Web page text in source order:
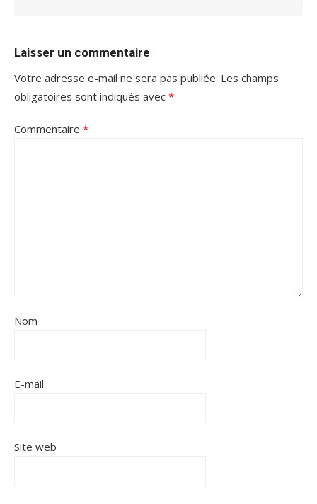
Laisser un commentaire
Votre adresse e-mail ne sera pas publiée. Les champs
obligatoires sont indiqués avec *
Commentaire *
Nom
E-mail
Site web